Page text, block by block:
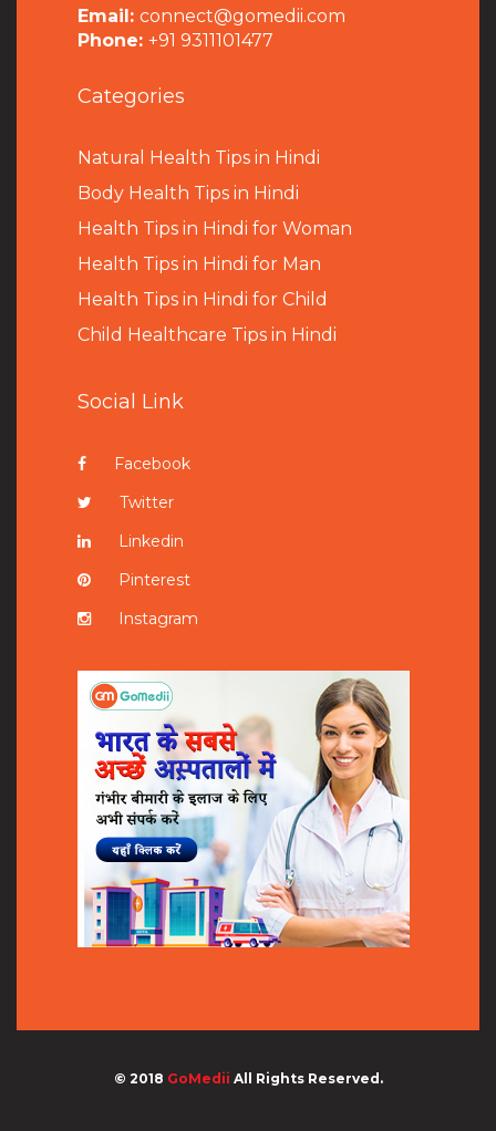
Email: connect@gomedii.com
Phone: +91 9311101477
Categories
Natural Health Tips in Hindi
Body Health Tips in Hindi
Health Tips in Hindi for Woman
Health Tips in Hindi for Man
Health Tips in Hindi for Child
Child Healthcare Tips in Hindi
Social Link
Facebook
Twitter
Linkedin
Pinterest
Instagram
© 2018 GoMedii All Rights Reserved.